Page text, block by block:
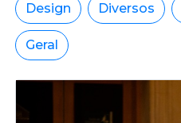
Design Diversos
Geral